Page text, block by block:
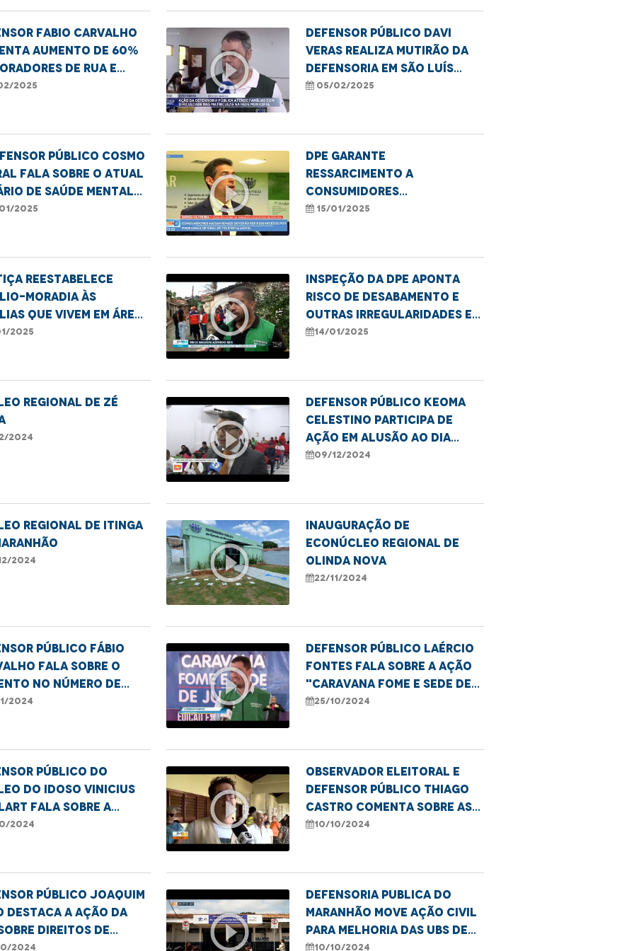
Fabio Carvalho
aumento de 60%
de rua e
em Imperatriz
2025 play_circle_outline
Defensor público Davi
Veras realiza mutirão da
Defensoria em São Luís
para matrículas escolares
05/02/2025
público Cosmo
fala sobre o atual
de saúde mental
2025 play_circle_outline
DPE garante
ressarcimento a
consumidores
maranhenses por falhas
15/01/2025
reestabelece
moradia às
que vivem em áreas
em bairros de São
2025 play_circle_outline
Inspeção da DPE aponta
risco de desabamento e
outras irregularidades em
residências da Vila Isabel
14/01/2025
REGIONAL DE ZÉ
2024 play_circle_outline
Defensor público Keoma
Celestino participa de
ação em alusão ao Dia
Internacional das Pessoas
09/12/2024
REGIONAL DE ITINGA
2024 play_circle_outline
Inauguração de
Econúcleo Regional de
Olinda Nova
22/11/2024
público Fábio
fala sobre o
no número de
em situação de
2024 play_circle_outline
Defensor público Laércio
Fontes fala sobre a ação
"Caravana Fome e Sede de
Justiça", em São Luís
25/10/2024
público do
do Idoso Vinicius
fala sobre a
contra a pessoa
2024 play_circle_outline
Observador eleitoral e
defensor público Thiago
Castro comenta sobre as
eleições
10/10/2024
público Joaquim
destaca a ação da
sobre direitos de
com deficiência
2024 play_circle_outline
Defensoria Publica do
Maranhão move ação civil
para melhoria das UBS de
Imperatriz
10/10/2024